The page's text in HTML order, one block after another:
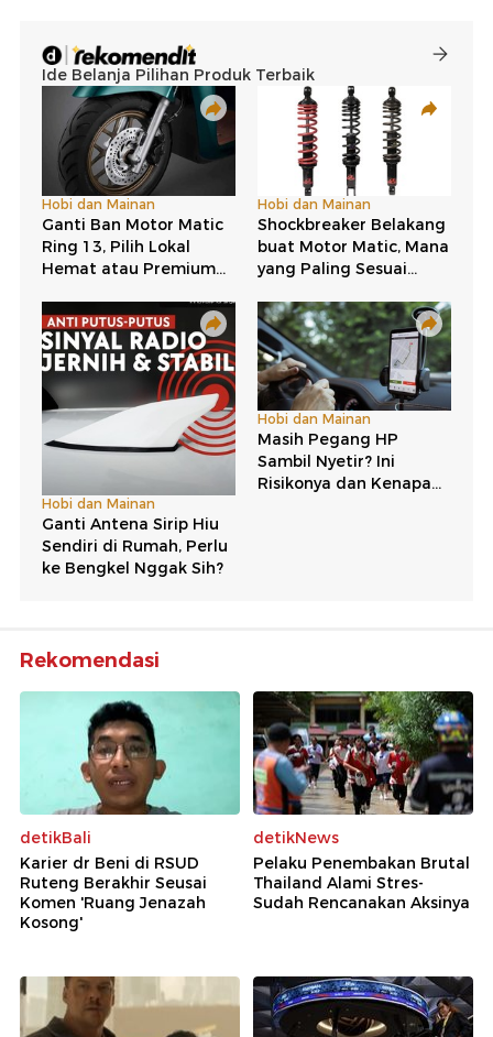
Rekomendasi
detikBali
Karier dr Beni di RSUD
Ruteng Berakhir Seusai
Komen 'Ruang Jenazah
Kosong'
detikNews
Pelaku Penembakan Brutal
Thailand Alami Stres-
Sudah Rencanakan Aksinya